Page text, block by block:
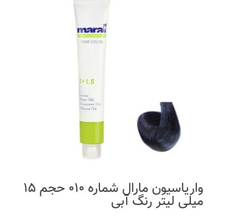
واریاسیون مارال شماره 010 حجم 15
میلی لیتر رنگ آبی